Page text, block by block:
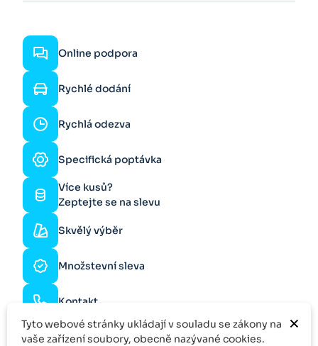
Online podpora
Rychlé dodání
Rychlá odezva
Specifická poptávka
Více kusů?
Zeptejte se na slevu
Skvělý výběr
Množstevní sleva
Kontakt
×
Tyto webové stránky ukládají v souladu se zákony na
vaše zařízení soubory, obecně nazývané cookies.